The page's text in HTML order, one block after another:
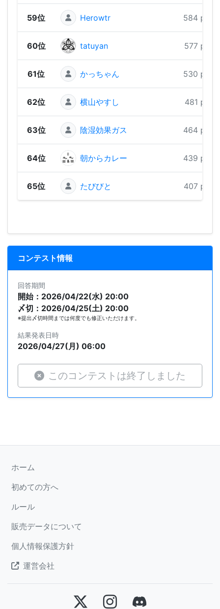
59位 Herowtr 584 pts
60位 tatuyan 577 pts
61位 かっちゃん 530 pts
62位 横山やすし 481 pts
63位 陰湿効果ガス 464 pts
64位 朝からカレー 439 pts
65位 たびびと 407 pts
コンテスト情報
回答期間
開始：2026/04/22(水) 20:00
〆切：2026/04/25(土) 20:00
※提出〆切時間までは何度でも修正いただけます。
結果発表日時
2026/04/27(月) 06:00
このコンテストは終了しました
ホーム
初めての方へ
ルール
販売データについて
個人情報保護方針
運営会社